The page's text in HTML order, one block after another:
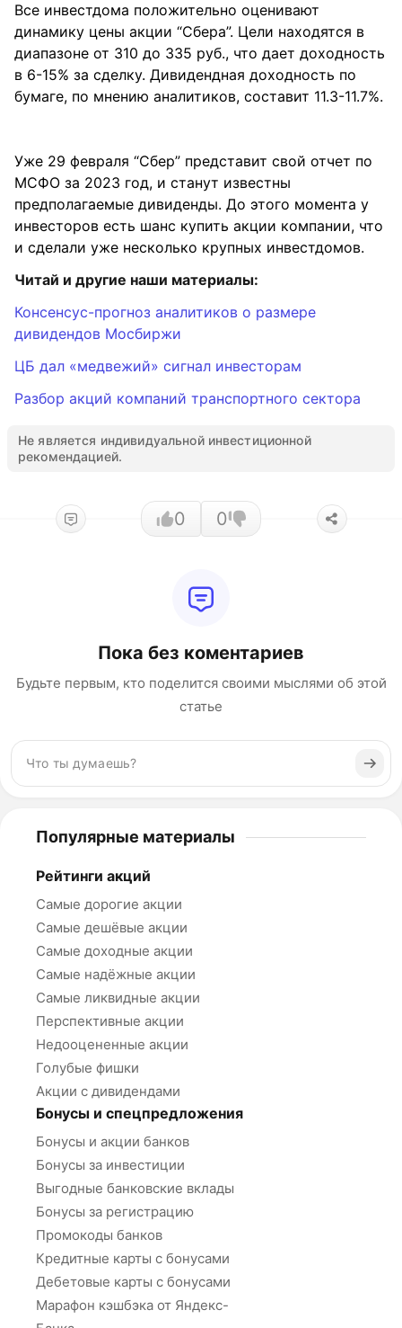
Все инвестдома положительно оценивают
динамику цены акции “Сбера”. Цели находятся в
диапазоне от 310 до 335 руб., что дает доходность
в 6-15% за сделку. Дивидендная доходность по
бумаге, по мнению аналитиков, составит 11.3-11.7%.
Уже 29 февраля “Сбер” представит свой отчет по
МСФО за 2023 год, и станут известны
предполагаемые дивиденды. До этого момента у
инвесторов есть шанс купить акции компании, что
и сделали уже несколько крупных инвестдомов.
Читай и другие наши материалы:
Консенсус-прогноз аналитиков о размере
дивидендов Мосбиржи
ЦБ дал «медвежий» сигнал инвесторам
Разбор акций компаний транспортного сектора
Не является индивидуальной инвестиционной
рекомендацией.
0 0
Пока без коментариев
Будьте первым, кто поделится своими мыслями об этой
статье
Популярные материалы
Рейтинги акций
Самые дорогие акции
Самые дешёвые акции
Самые доходные акции
Самые надёжные акции
Самые ликвидные акции
Перспективные акции
Недооцененные акции
Голубые фишки
Акции с дивидендами
Бонусы и спецпредложения
Бонусы и акции банков
Бонусы за инвестиции
Выгодные банковские вклады
Бонусы за регистрацию
Промокоды банков
Кредитные карты с бонусами
Дебетовые карты с бонусами
Марафон кэшбэка от Яндекс-